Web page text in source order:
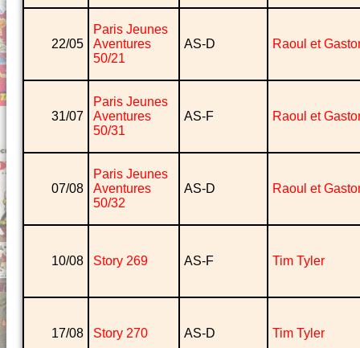
22/05
Paris Jeunes
Aventures
50/21
AS-D Raoul et
31/07
Paris Jeunes
Aventures
50/31
AS-F Raoul et
07/08
Paris Jeunes
Aventures
50/32
AS-D Raoul et
10/08 Story 269 AS-F Tim Tyler
17/08 Story 270 AS-D Tim Tyler